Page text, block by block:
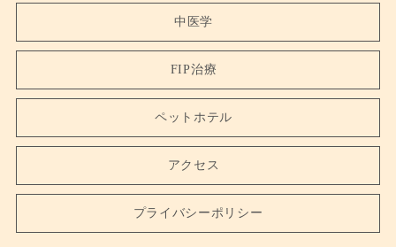
中医学
FIP治療
ペットホテル
アクセス
プライバシーポリシー